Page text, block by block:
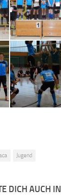
Jugend
DICH AUCH